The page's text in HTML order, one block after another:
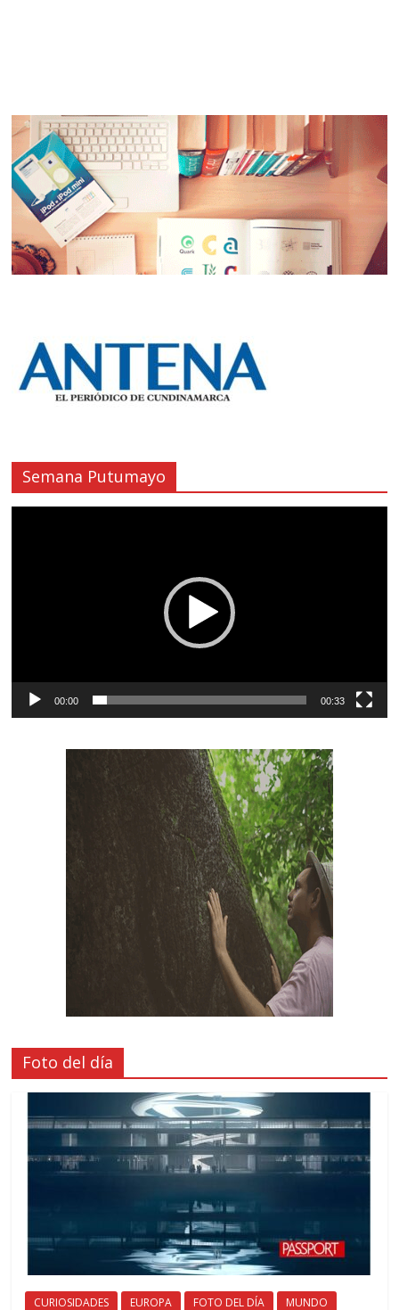
Semana Putumayo
00:00 00:33
Foto del día
CURIOSIDADES EUROPA FOTO DEL DÍA MUNDO